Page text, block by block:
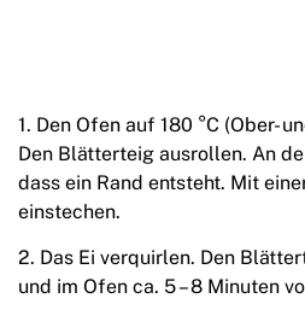
1. Den Ofen auf 180 °C (Ober-
Den Blätterteig ausrollen. An
dass ein Rand entsteht. Mit
einstechen.
2. Das Ei verquirlen. Den
und im Ofen ca. 5 – 8 Minuten